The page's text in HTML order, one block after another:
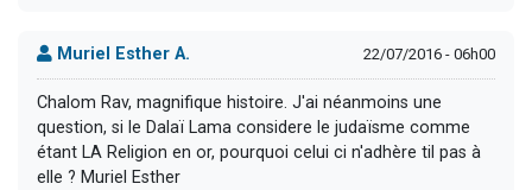
Muriel Esther A. 22/07/2016 - 06h00
Chalom Rav, magnifique histoire. J'ai néanmoins une
question, si le Dalaï Lama considere le judaïsme comme
étant LA Religion en or, pourquoi celui ci n'adhère til pas à
elle ? Muriel Esther